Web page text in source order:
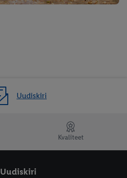
Uudiskiri
Kvaliteet
Uudiskiri